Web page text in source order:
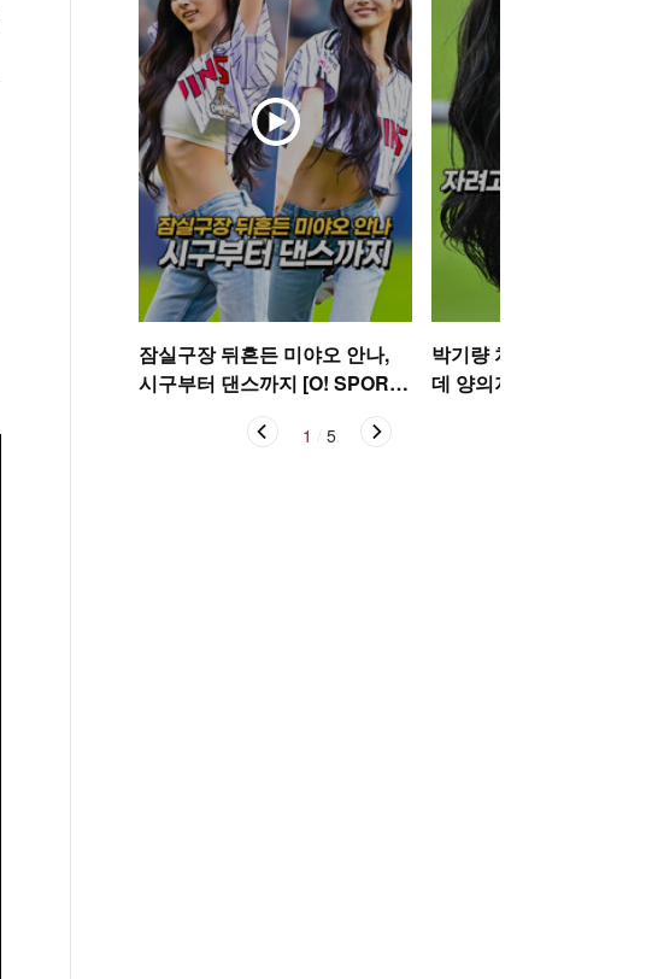
잠실구장 뒤흔든 미야오 안나,
시구부터 댄스까지 [O! SPORT
박기량 치어리더, 자려고
데 양의지 [O! SPORTS
1 5